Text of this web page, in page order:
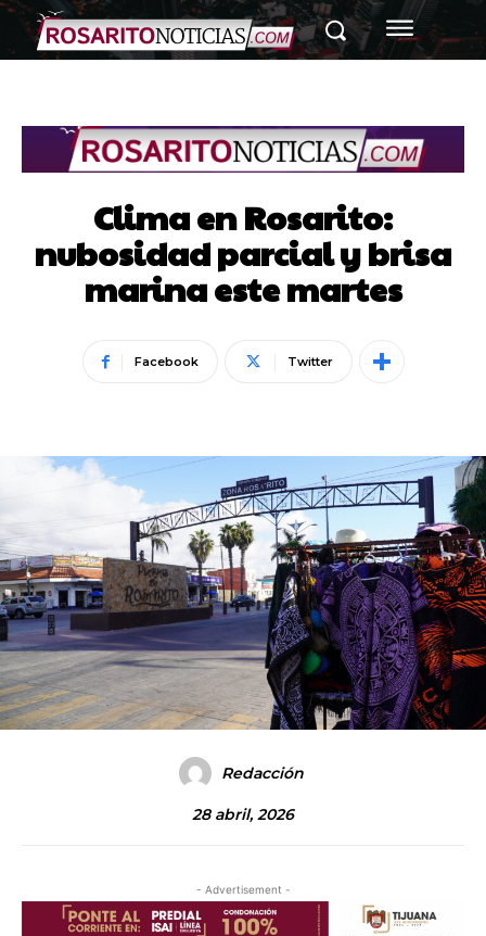
Clima en Rosarito:
nubosidad parcial y brisa
marina este martes
Facebook Twitter
Redacción
28 abril, 2026
- Advertisement -